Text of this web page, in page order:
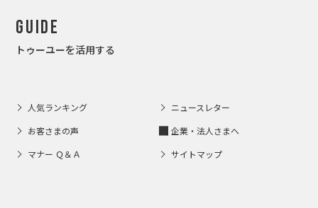
Guide
トゥーユーを活用する
人気ランキング ニュースレター
お客さまの声 企業・法人さまへ
マナー Ｑ＆Ａ サイトマップ